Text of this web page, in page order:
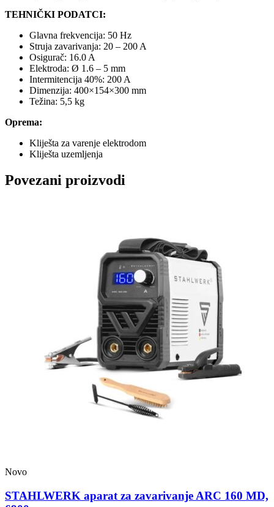
TEHNIČKI PODATCI:
Glavna frekvencija: 50 Hz
Struja zavarivanja: 20 – 200 A
Osigurač: 16.0 A
Elektroda: Ø 1.6 – 5 mm
Intermitencija 40%: 200 A
Dimenzija: 400×154×300 mm
Težina: 5,5 kg
Oprema:
Kliješta za varenje elektrodom
Kliješta uzemljenja
Povezani proizvodi
Novo
STAHLWERK aparat za zavarivanje ARC 160 MD,